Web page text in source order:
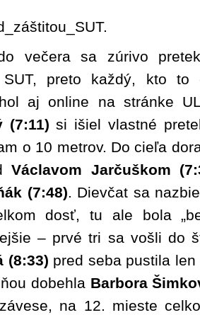
večera sa zúrivo
SUT, preto každý, kto to
aj online na stránke
(7:11) si išiel vlastné
o 10 metrov. Do cieľa
Václavom Jarčuškom
(7:48). Dievčat sa
dosť, tu ale bola
– prvé tri sa vošli do
(8:33) pred seba pustila
dobehla Barbora
na 12. mieste